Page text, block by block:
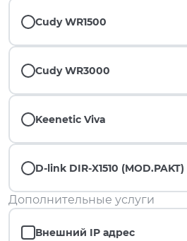
Cudy WR1500
Cudy WR3000
Keenetic Viva
D-link DIR-X1510 (MOD.PAKT)
Дополнительные услуги
Внешний IP адрес